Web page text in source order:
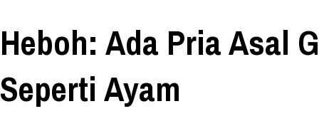
Heboh: Ada Pria Asal
Seperti Ayam